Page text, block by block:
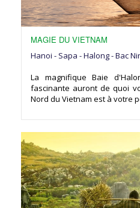
MAGIE DU VIETNAM
Hanoi - Sapa - Halong - Bac
La magnifique Baie
fascinante auront de quoi
Nord du Vietnam est à votre